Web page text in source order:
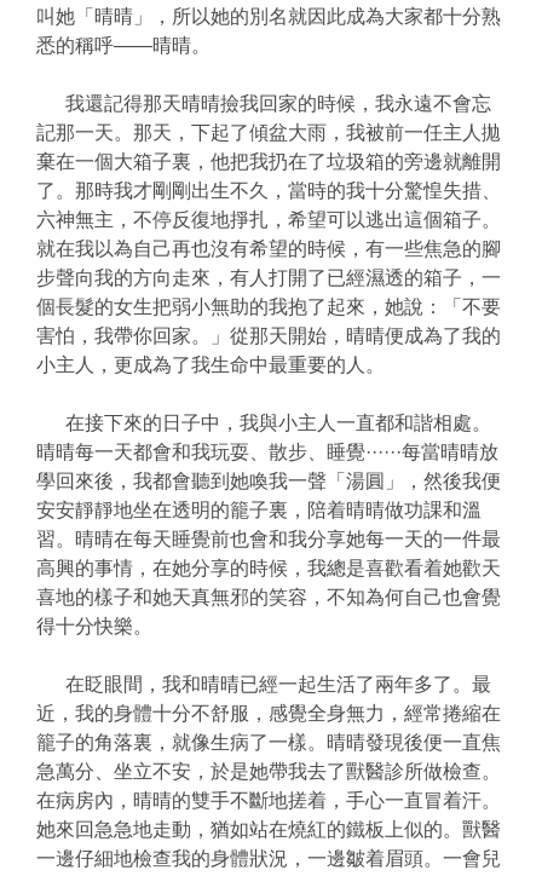
叫她「晴晴」，所以她的別名就因此成為大家都十分熟
悉的稱呼——晴晴。
我還記得那天晴晴撿我回家的時候，我永遠不會忘
記那一天。那天，下起了傾盆大雨，我被前一任主人拋
棄在一個大箱子裏，他把我扔在了垃圾箱的旁邊就離開
了。那時我才剛剛出生不久，當時的我十分驚惶失措、
六神無主，不停反復地掙扎，希望可以逃出這個箱子。
就在我以為自己再也沒有希望的時候，有一些焦急的腳
步聲向我的方向走來，有人打開了已經濕透的箱子，一
個長髮的女生把弱小無助的我抱了起來，她說：「不要
害怕，我帶你回家。」從那天開始，晴晴便成為了我的
小主人，更成為了我生命中最重要的人。
在接下來的日子中，我與小主人一直都和諧相處。
晴晴每一天都會和我玩耍、散步、睡覺······每當晴晴放
學回來後，我都會聽到她喚我一聲「湯圓」，然後我便
安安靜靜地坐在透明的籠子裏，陪着晴晴做功課和溫
習。晴晴在每天睡覺前也會和我分享她每一天的一件最
高興的事情，在她分享的時候，我總是喜歡看着她歡天
喜地的樣子和她天真無邪的笑容，不知為何自己也會覺
得十分快樂。
在眨眼間，我和晴晴已經一起生活了兩年多了。最
近，我的身體十分不舒服，感覺全身無力，經常捲縮在
籠子的角落裏，就像生病了一樣。晴晴發現後便一直焦
急萬分、坐立不安，於是她帶我去了獸醫診所做檢查。
在病房內，晴晴的雙手不斷地搓着，手心一直冒着汗。
她來回急急地走動，猶如站在燒紅的鐵板上似的。獸醫
一邊仔細地檢查我的身體狀況，一邊皺着眉頭。一會兒